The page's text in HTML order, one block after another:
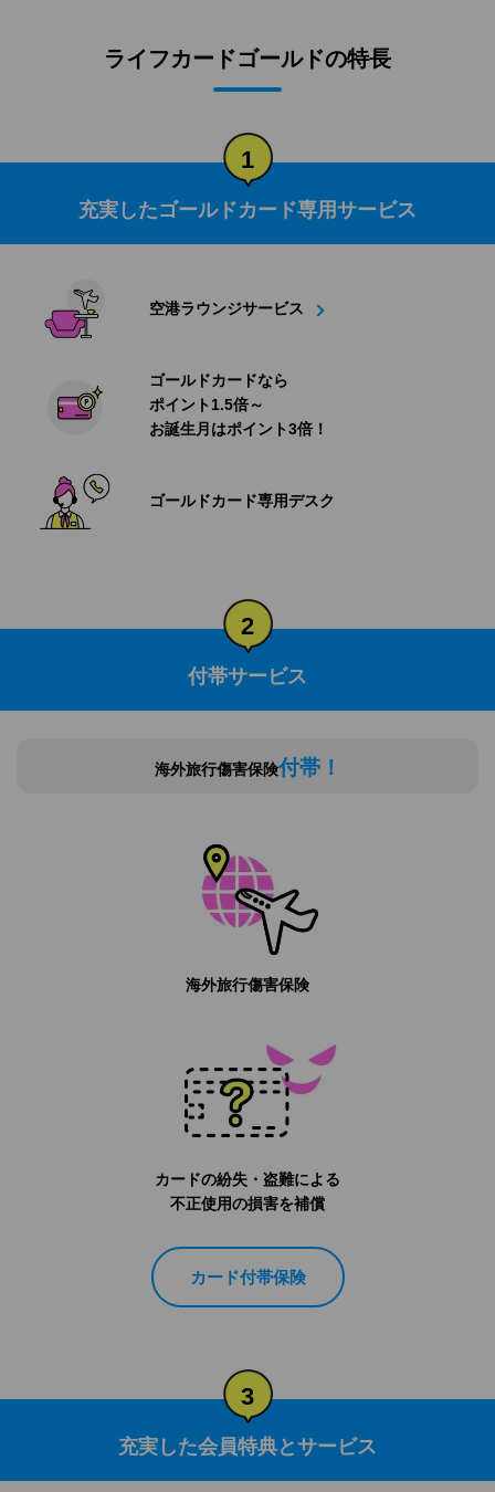
ライフカードゴールドの特長
1
充実したゴールドカード専用サービス
空港ラウンジサービス
ゴールドカードなら
ポイント1.5倍～
お誕生月はポイント3倍！
ゴールドカード専用デスク
2
付帯サービス
海外旅行傷害保険付帯！
海外旅行傷害保険
カードの紛失・盗難による
不正使用の損害を補償
カード付帯保険
3
充実した会員特典とサービス